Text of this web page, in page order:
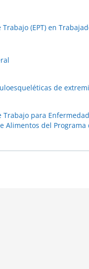
(EPT) en
de
Trabajo para
Alimentos del Programa